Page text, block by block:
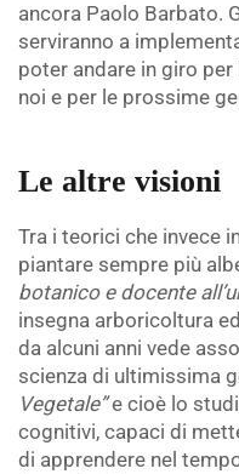
ancora Paolo Barbato.
serviranno a
poter andare in giro
noi e per le prossime
Le altre visioni
Tra i teorici che invece
piantare sempre più
botanico e docente
insegna arboricoltura
da alcuni anni vede
scienza di ultimissima
Vegetale”e cioè lo
cognitivi, capaci di
di apprendere nel